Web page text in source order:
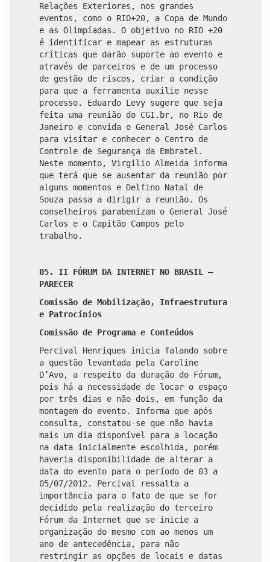
Relações Exteriores, nos grandes
eventos, como o RIO+20, a Copa de Mundo
e as Olimpíadas. O objetivo no RIO +20
é identificar e mapear as estruturas
críticas que darão suporte ao evento e
através de parceiros e de um processo
de gestão de riscos, criar a condição
para que a ferramenta auxilie nesse
processo. Eduardo Levy sugere que seja
feita uma reunião do CGI.br, no Rio de
Janeiro e convida o General José Carlos
para visitar e conhecer o Centro de
Controle de Segurança da Embratel.
Neste momento, Virgilio Almeida informa
que terá que se ausentar da reunião por
alguns momentos e Delfino Natal de
Souza passa a dirigir a reunião. Os
conselheiros parabenizam o General José
Carlos e o Capitão Campos pelo
trabalho.
05. II FÓRUM DA INTERNET NO BRASIL –
PARECER
Comissão de Mobilização, Infraestrutura
e Patrocínios
Comissão de Programa e Conteúdos
Percival Henriques inicia falando sobre
a questão levantada pela Caroline
D’Avo, a respeito da duração do Fórum,
pois há a necessidade de locar o espaço
por três dias e não dois, em função da
montagem do evento. Informa que após
consulta, constatou-se que não havia
mais um dia disponível para a locação
na data inicialmente escolhida, porém
haveria disponibilidade de alterar a
data do evento para o período de 03 a
05/07/2012. Percival ressalta a
importância para o fato de que se for
decidido pela realização do terceiro
Fórum da Internet que se inicie a
organização do mesmo com ao menos um
ano de antecedência, para não
restringir as opções de locais e datas